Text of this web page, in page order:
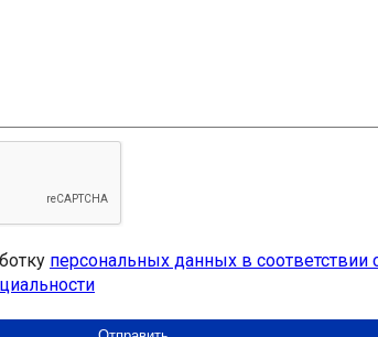
персональных данных в соответствии